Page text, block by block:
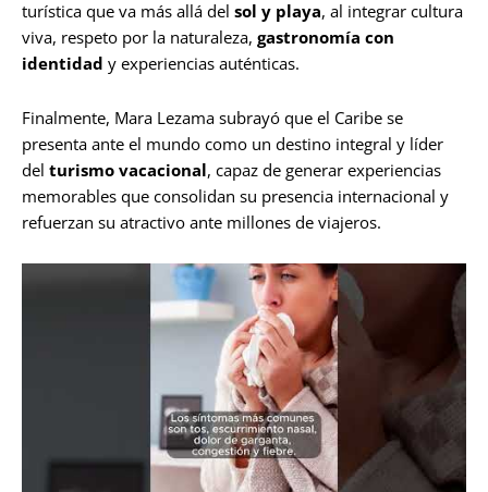
turística que va más allá del sol y playa, al integrar cultura
viva, respeto por la naturaleza, gastronomía con
identidad y experiencias auténticas.
Finalmente, Mara Lezama subrayó que el Caribe se
presenta ante el mundo como un destino integral y líder
del turismo vacacional, capaz de generar experiencias
memorables que consolidan su presencia internacional y
refuerzan su atractivo ante millones de viajeros.